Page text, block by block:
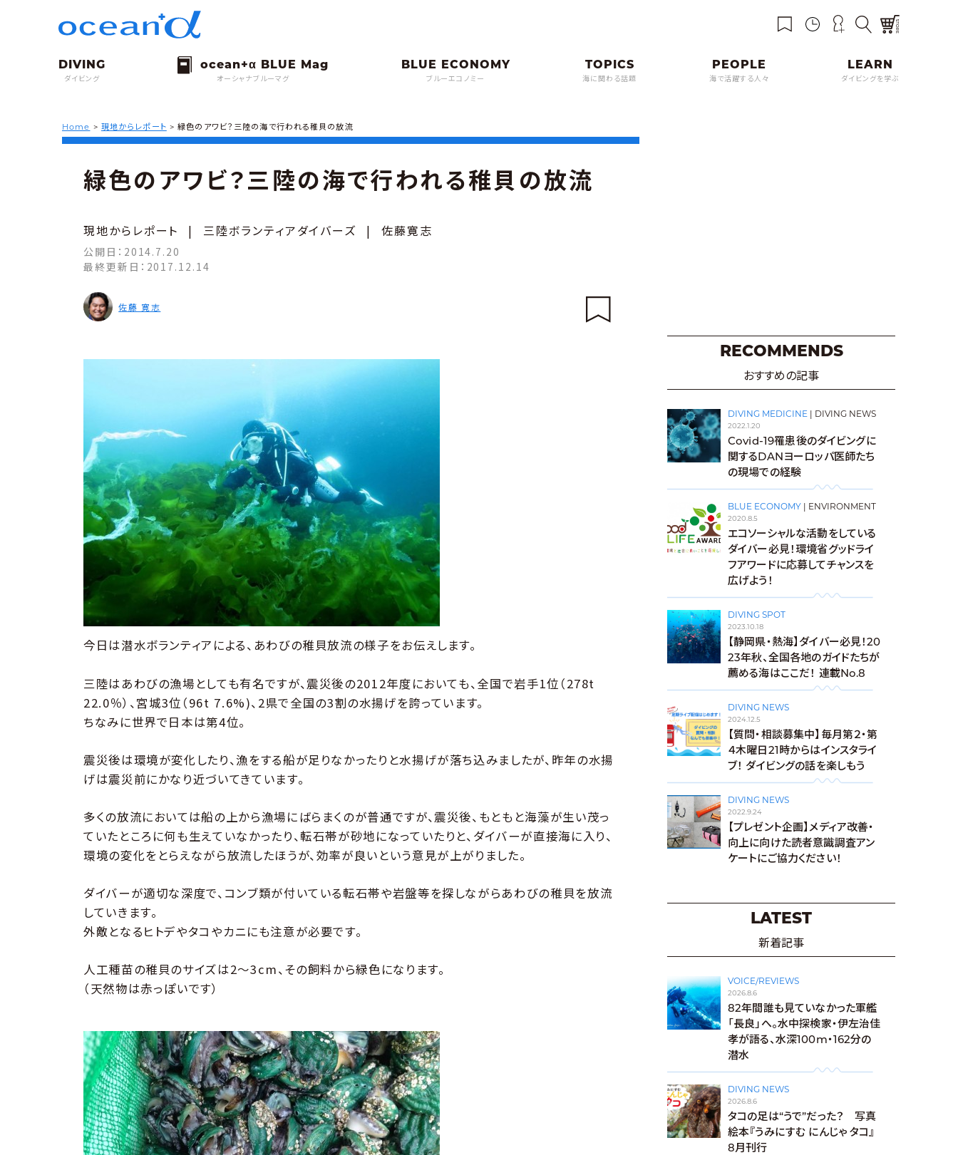
ダイビング オーシャナブルーマグ ブルーエコノミー 海に関わる話題 海で活躍する人々 ダイビングを学ぶ
Home > 現地からレポート >緑色のアワビ？三陸の海で行われる稚貝の放流
緑色のアワビ？三陸の海で行われる稚貝の放流
現地からレポート | 三陸ボランティアダイバーズ | 佐藤寛志
公開日： 2014.7.20
最終更新日： 2017.12.14
佐藤 寛志
今日は潜水ボランティアによる、あわびの稚貝放流の様子をお伝えします。
三陸はあわびの漁場としても有名ですが、震災後の2012年度においても、全国で岩手1位（278t
22.0％）、宮城3位（96t 7.6%)、2県で全国の3割の水揚げを誇っています。
ちなみに世界で日本は第4位。
震災後は環境が変化したり、漁をする船が足りなかったりと水揚げが落ち込みましたが、昨年の水揚
げは震災前にかなり近づいてきています。
多くの放流においては船の上から漁場にばらまくのが普通ですが、震災後、もともと海藻が生い茂っ
ていたところに何も生えていなかったり、転石帯が砂地になっていたりと、ダイバーが直接海に入り、
環境の変化をとらえながら放流したほうが、効率が良いという意見が上がりました。
ダイバーが適切な深度で、コンブ類が付いている転石帯や岩盤等を探しながらあわびの稚貝を放流
していきます。
外敵となるヒトデやタコやカニにも注意が必要です。
人工種苗の稚貝のサイズは2〜3cm、その飼料から緑色になります。
（天然物は赤っぽいです）
RECOMMENDS
おすすめの記事
DIVING MEDICINE | DIVING NEWS
2022.1.20
Covid-19罹患後のダイビングに
関するDANヨーロッパ医師たち
の現場での経験
BLUE ECONOMY | ENVIRONMENT
2020.8.5
エコソーシャルな活動をしている
ダイバー必見！環境省グッドライ
フアワードに応募してチャンスを
広げよう！
DIVING SPOT
2023.10.18
【静岡県・熱海】ダイバー必見！20
23年秋、全国各地のガイドたちが
薦める海はここだ！ 連載No.8
DIVING NEWS
2024.12.5
【質問・相談募集中】毎月第２・第
４木曜日21時からはインスタライ
ブ！ ダイビングの話を楽しもう
DIVING NEWS
2022.9.24
【プレゼント企画】メディア改善・
向上に向けた読者意識調査アン
ケートにご協力ください！
LATEST
新着記事
VOICE/REVIEWS
2026.8.6
82年間誰も見ていなかった軍艦
「長良」へ。水中探検家・伊左治佳
孝が語る、水深100m・162分の
潜水
DIVING NEWS
2026.8.6
タコの足は“うで”だった？ 写真
絵本『うみにすむ にんじゃ タコ』
8月刊行